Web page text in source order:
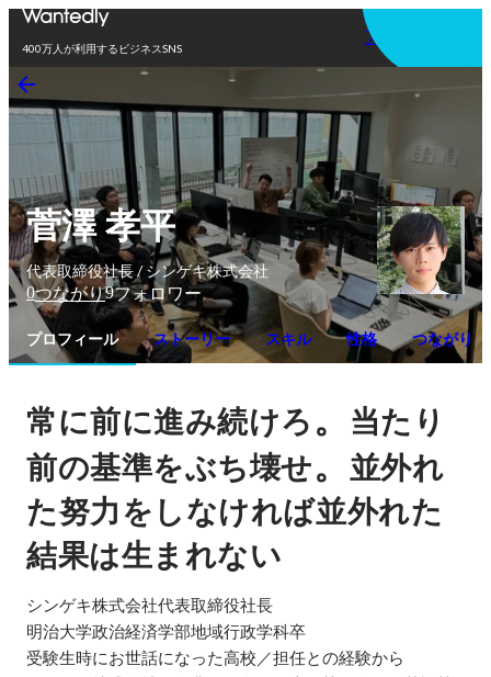
400万人が利用するビジネスSNS
アプリを使う
菅澤 孝平
代表取締役社長 / シンゲキ株式会社
0つながり9フォロワー
プロフィール ストーリー スキル 性格 つながり
常に前に進み続けろ。 当たり
前の基準をぶち壊せ。 並外れ
た努力をしなければ並外れた
結果は生まれない
シンゲキ株式会社代表取締役社長
明治大学政治経済学部地域行政学科卒
受験生時にお世話になった高校／担任との経験から